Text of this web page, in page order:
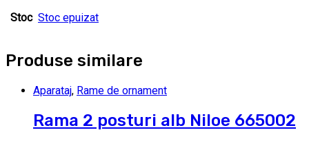
Stoc Stoc epuizat
Produse similare
Aparataj, Rame de ornament
Rama 2 posturi alb Niloe 665002